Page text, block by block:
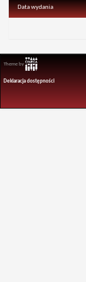
Data wydania
Theme by
Deklaracja dostępności